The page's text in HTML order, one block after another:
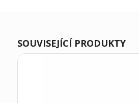
SOUVISEJÍCÍ PRODUKTY